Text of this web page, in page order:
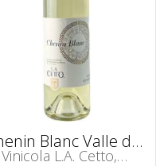
Chenin Blanc Valle de Guadalupe
Vinicola L.A. Cetto, Guadalupe